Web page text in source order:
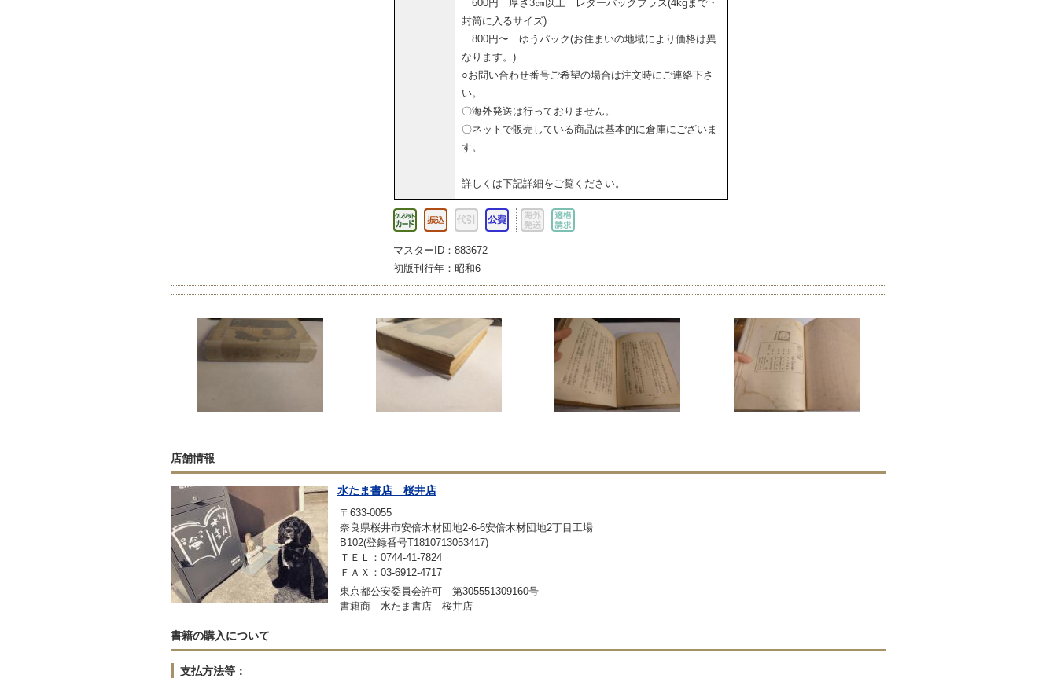
600円 厚さ3㎝以上 レターパックプラス(4kgまで・
封筒に入るサイズ)
800円〜 ゆうパック(お住まいの地域により価格は異
なります。)
○お問い合わせ番号ご希望の場合は注文時にご連絡下さ
い。
〇海外発送は行っておりません。
〇ネットで販売している商品は基本的に倉庫にございま
す。
詳しくは下記詳細をご覧ください。
マスターID：883672
初版刊行年：昭和6
店舗情報
水たま書店 桜井店
〒633-0055
奈良県桜井市安倍木材団地2-6-6安倍木材団地2丁目工場
B102(登録番号T1810713053417)
ＴＥＬ：0744-41-7824
ＦＡＸ：03-6912-4717
東京都公安委員会許可 第305551309160号
書籍商 水たま書店 桜井店
書籍の購入について
支払方法等：